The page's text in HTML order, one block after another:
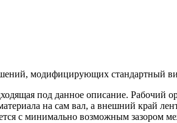
модифицирующих стандартный
под данное описание. Рабочий
на сам вал, а внешний край
с минимально возможным зазором